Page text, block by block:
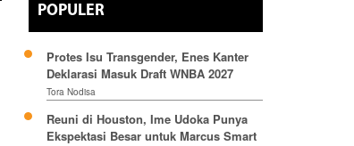
POPULER
Protes Isu Transgender, Enes Kanter
Deklarasi Masuk Draft WNBA 2027
Tora Nodisa
Reuni di Houston, Ime Udoka Punya
Ekspektasi Besar untuk Marcus Smart